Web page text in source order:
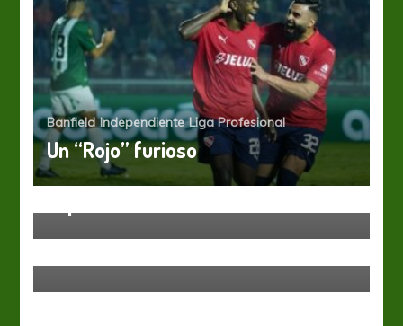
Banfield Independiente Liga Profesional
Un “Rojo” furioso
Liga Profesional San Lorenzo
Monarriz, el bombero que se ganó